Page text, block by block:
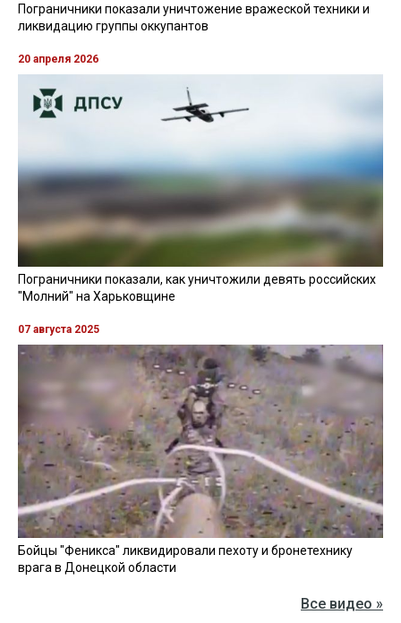
Пограничники показали уничтожение вражеской техники и
ликвидацию группы оккупантов
20 апреля 2026
Пограничники показали, как уничтожили девять российских
"Молний" на Харьковщине
07 августа 2025
Бойцы "Феникса" ликвидировали пехоту и бронетехнику
врага в Донецкой области
Все видео »